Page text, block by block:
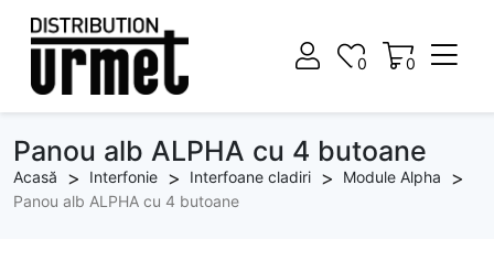
0
0 0
Panou alb ALPHA cu 4 butoane
Acasă Interfonie Interfoane cladiri
Module Alpha
Panou alb ALPHA cu 4 butoane